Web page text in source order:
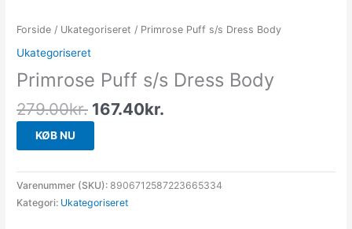
Forside / Ukategoriseret / Primrose Puff s/s Dress Body
Ukategoriseret
Primrose Puff s/s Dress Body
279.00kr. 167.40kr.
KØB NU
Varenummer (SKU):8906712587223665334
Kategori: Ukategoriseret